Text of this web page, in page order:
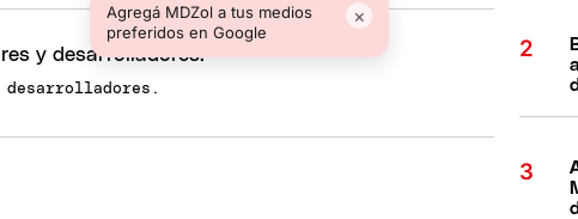
Agregá MDZol a tus medios
preferidos en Google
×
desarrolladores.